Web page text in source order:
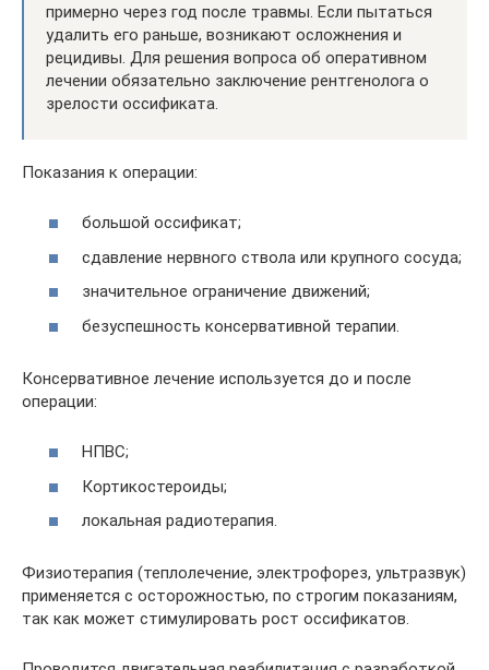
примерно через год после травмы. Если пытаться
удалить его раньше, возникают осложнения и
рецидивы. Для решения вопроса об оперативном
лечении обязательно заключение рентгенолога о
зрелости оссификата.
Показания к операции:
большой оссификат;
сдавление нервного ствола или крупного сосуда;
значительное ограничение движений;
безуспешность консервативной терапии.
Консервативное лечение используется до и после
операции:
НПВС;
Кортикостероиды;
локальная радиотерапия.
Физиотерапия (теплолечение, электрофорез, ультразвук)
применяется с осторожностью, по строгим показаниям,
так как может стимулировать рост оссификатов.